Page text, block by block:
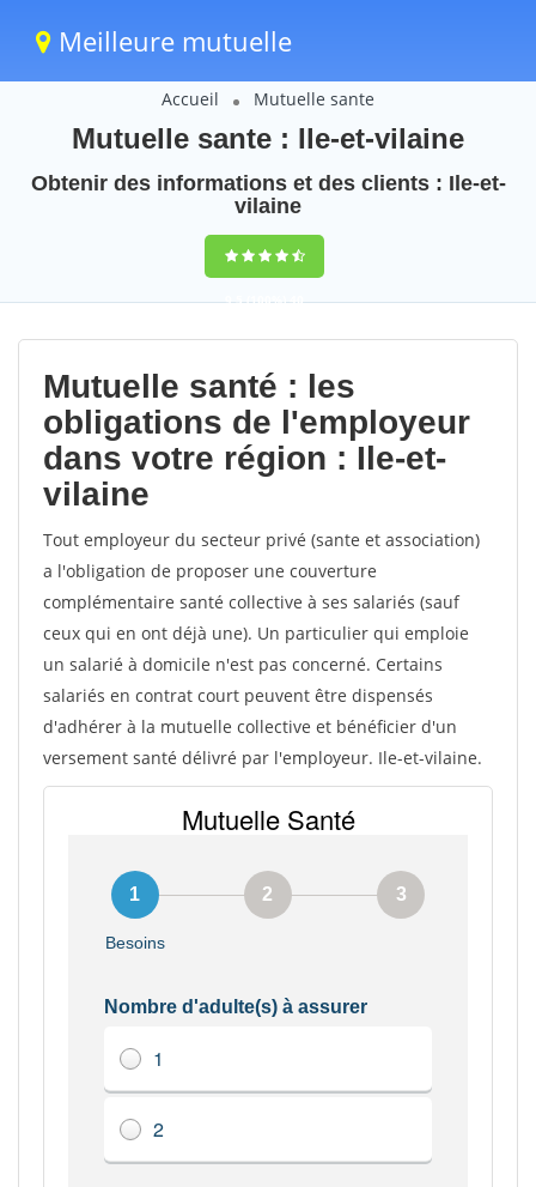
Meilleure mutuelle
Accueil Mutuelle sante
Mutuelle sante : Ile-et-vilaine
Obtenir des informations et des clients : Ile-et-
vilaine
9,5(100%)40
votes
Mutuelle santé : les
obligations de l'employeur
dans votre région : Ile-et-
vilaine
Tout employeur du secteur privé (sante et association)
a l'obligation de proposer une couverture
complémentaire santé collective à ses salariés (sauf
ceux qui en ont déjà une). Un particulier qui emploie
un salarié à domicile n'est pas concerné. Certains
salariés en contrat court peuvent être dispensés
d'adhérer à la mutuelle collective et bénéficier d'un
versement santé délivré par l'employeur. Ile-et-vilaine.